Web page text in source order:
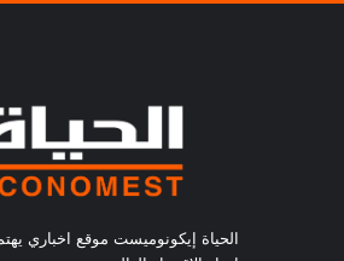
الحياة إيكونوميست موقع اخباري